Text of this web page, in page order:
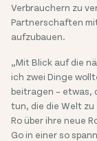
Verbrauchern zu
Partnerschaften
aufzubauen.
„Mit Blick auf die
ich zwei Dinge
beitragen – etwas,
tun, die die Welt zu
Ro über ihre neue
Go in einer so